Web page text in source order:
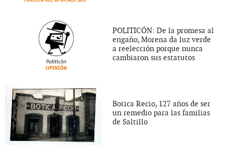
POLITICÓN: De la promesa al
engaño, Morena da luz verde
a reelección porque nunca
cambiaron sus estatutos
Botica Recio, 127 años de ser
un remedio para las familias
de Saltillo